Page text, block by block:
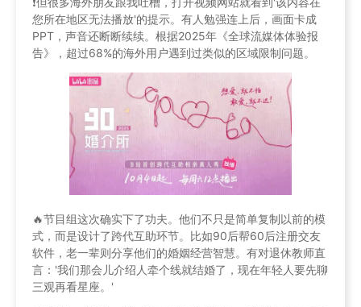
您所在地区无法播放'的提示。有人勉强连上后，画面卡成
PPT，声音还断断续续。根据2025年《全球流媒体体验报
告》，超过68%的海外用户遇到过类似的区域限制问题。
🔥节目组这次确实下了功夫。他们不只是简单复制以前的模
式，而是设计了跨代互助环节。比如90后帮60后注册交友
软件，老一辈则分享他们的婚姻经营智慧。有对退休教师直
言：'我们那会儿介绍人牵个线就结婚了，现在年轻人要先聊
三观再看星座。'